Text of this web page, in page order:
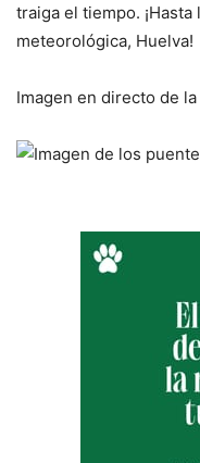
traiga el tiempo.
meteorológica, Huelva!
Imagen en directo de